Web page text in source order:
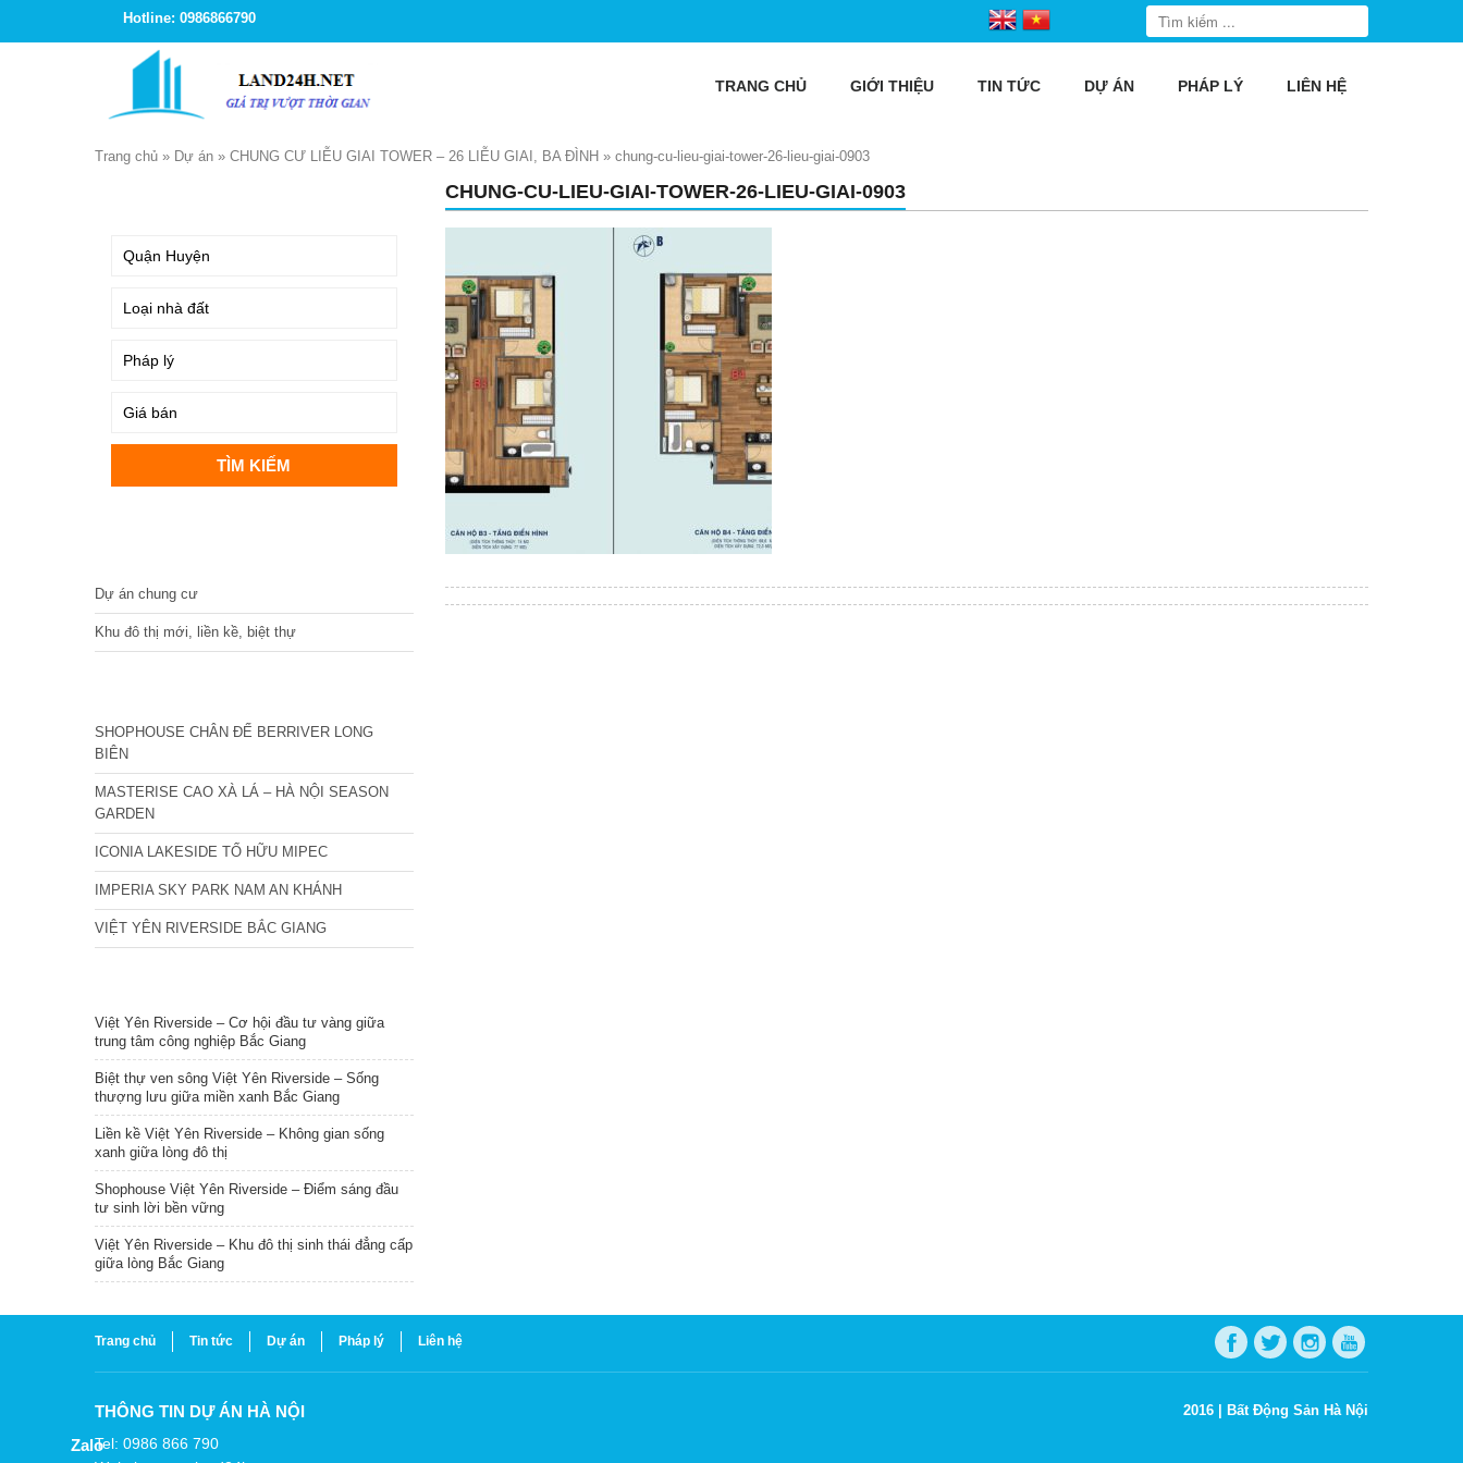
Hotline: 0986866790
TRANG CHỦ GIỚI THIỆU TIN TỨC DỰ ÁN PHÁP LÝ LIÊN HỆ
Trang chủ » Dự án » CHUNG CƯ LIỄU GIAI TOWER – 26 LIỄU GIAI, BA ĐÌNH » chung-cu-lieu-giai-tower-26-lieu-giai-0903
CHUNG-CU-LIEU-GIAI-TOWER-26-LIEU-GIAI-0903
Dự án chung cư
Khu đô thị mới, liền kề, biệt thự
SHOPHOUSE CHÂN ĐẾ BERRIVER LONG
BIÊN
MASTERISE CAO XÀ LÁ – HÀ NỘI SEASON
GARDEN
ICONIA LAKESIDE TỐ HỮU MIPEC
IMPERIA SKY PARK NAM AN KHÁNH
VIỆT YÊN RIVERSIDE BẮC GIANG
Việt Yên Riverside – Cơ hội đầu tư vàng giữa
trung tâm công nghiệp Bắc Giang
Biệt thự ven sông Việt Yên Riverside – Sống
thượng lưu giữa miền xanh Bắc Giang
Liền kề Việt Yên Riverside – Không gian sống
xanh giữa lòng đô thị
Shophouse Việt Yên Riverside – Điểm sáng đầu
tư sinh lời bền vững
Việt Yên Riverside – Khu đô thị sinh thái đẳng cấp
giữa lòng Bắc Giang
Trang chủ Tin tức Dự án Pháp lý Liên hệ
THÔNG TIN DỰ ÁN HÀ NỘI
Tel: 0986 866 790
2016 | Bất Động Sản Hà Nội
Zalo